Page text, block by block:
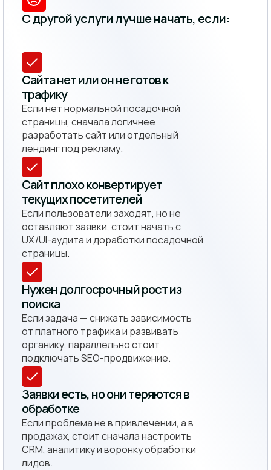
С другой услуги лучше начать, если:
Сайта нет или он не готов к
трафику
Если нет нормальной посадочной
страницы, сначала логичнее
разработать сайт или отдельный
лендинг под рекламу.
Сайт плохо конвертирует
текущих посетителей
Если пользователи заходят, но не
оставляют заявки, стоит начать с
UX/UI-аудита и доработки посадочной
страницы.
Нужен долгосрочный рост из
поиска
Если задача — снижать зависимость
от платного трафика и развивать
органику, параллельно стоит
подключать SEO-продвижение.
Заявки есть, но они теряются в
обработке
Если проблема не в привлечении, а в
продажах, стоит сначала настроить
CRM, аналитику и воронку обработки
лидов.